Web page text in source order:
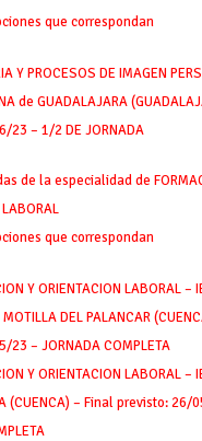
que correspondan
Y PROCESOS DE IMAGEN
de GUADALAJARA
23 – 1/2 DE JORNADA
de la especialidad de
que correspondan
Y ORIENTACION LABORAL –
DEL PALANCAR
23 – JORNADA COMPLETA
Y ORIENTACION LABORAL –
(CUENCA) – Final previsto: 26/